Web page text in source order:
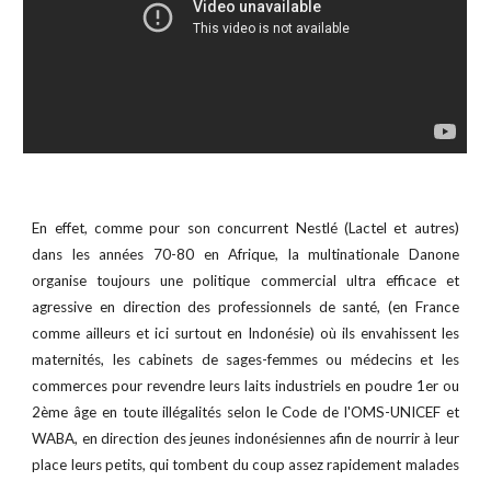
En effet, comme pour son concurrent Nestlé (Lactel et autres)
dans les années 70-80 en Afrique, la multinationale Danone
organise toujours une politique commercial ultra efficace et
agressive en direction des professionnels de santé, (en France
comme ailleurs et ici surtout en Indonésie) où ils envahissent les
maternités, les cabinets de sages-femmes ou médecins et les
commerces pour revendre leurs laits industriels en poudre 1er ou
2ème âge en toute illégalités selon le Code de l'OMS-UNICEF et
WABA, en direction des jeunes indonésiennes afin de nourrir à leur
place leurs petits, qui tombent du coup assez rapidement malades